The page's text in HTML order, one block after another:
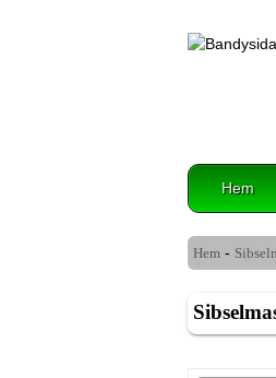
Hem
Hem -